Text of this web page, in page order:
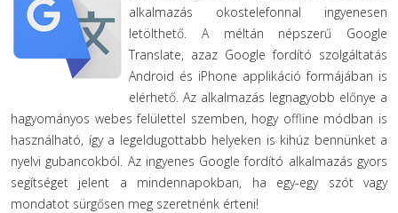
alkalmazás okostelefonnal ingyenesen
letölthető. A méltán népszerű Google
Translate, azaz Google fordító szolgáltatás
Android és iPhone applikáció formájában is
elérhető. Az alkalmazás legnagyobb előnye a
hagyományos webes felülettel szemben, hogy offline módban is
használható, így a legeldugottabb helyeken is kihúz bennünket a
nyelvi gubancokból. Az ingyenes Google fordító alkalmazás gyors
segítséget jelent a mindennapokban, ha egy-egy szót vagy
mondatot sürgősen meg szeretnénk érteni!